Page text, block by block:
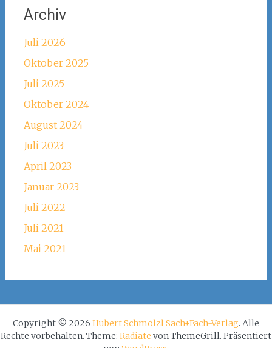
Archiv
Juli 2026
Oktober 2025
Juli 2025
Oktober 2024
August 2024
Juli 2023
April 2023
Januar 2023
Juli 2022
Juli 2021
Mai 2021
Copyright © 2026 Hubert Schmölzl Sach+Fach-Verlag. Alle
Rechte vorbehalten. Theme: Radiate von ThemeGrill. Präsentiert